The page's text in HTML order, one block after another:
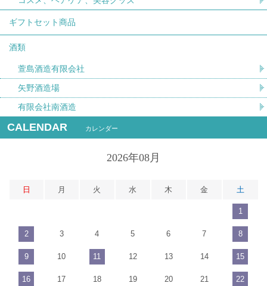
ギフトセット商品
酒類
萱島酒造有限会社
矢野酒造場
有限会社南酒造
CALENDAR カレンダー
2026年08月
日 月 火 水 木 金 土
1
2 3 4 5 6 7 8
9 10 11 12 13 14 15
16 17 18 19 20 21 22